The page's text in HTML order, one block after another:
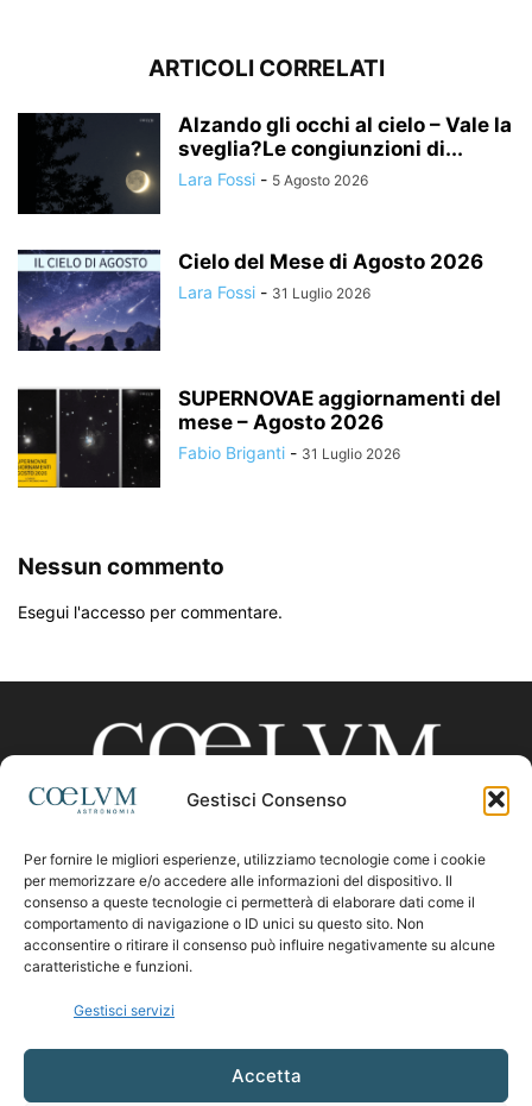
Gestisci Consenso
Per fornire le migliori esperienze, utilizziamo tecnologie come i cookie
per memorizzare e/o accedere alle informazioni del dispositivo. Il
consenso a queste tecnologie ci permetterà di elaborare dati come il
comportamento di navigazione o ID unici su questo sito. Non
acconsentire o ritirare il consenso può influire negativamente su alcune
caratteristiche e funzioni.
Gestisci servizi
Accetta
ARTICOLI CORRELATI
Alzando gli occhi al cielo – Vale la
sveglia?Le congiunzioni di...
Lara Fossi - 5 Agosto 2026
Cielo del Mese di Agosto 2026
Lara Fossi - 31 Luglio 2026
SUPERNOVAE aggiornamenti del
mese – Agosto 2026
Fabio Briganti - 31 Luglio 2026
Nessun commento
Esegui l'accesso per commentare.
CHI SIAMO
Contattaci:coelumastro@coelum.com